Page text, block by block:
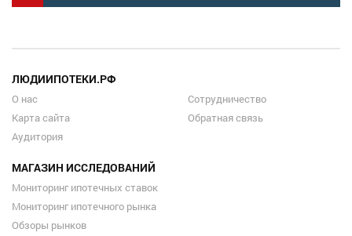
ЛЮДИИПОТЕКИ.РФ
О нас
Карта сайта
Аудитория
Сотрудничество
Обратная связь
МАГАЗИН ИССЛЕДОВАНИЙ
Мониторинг ипотечных ставок
Мониторинг ипотечного рынка
Обзоры рынков